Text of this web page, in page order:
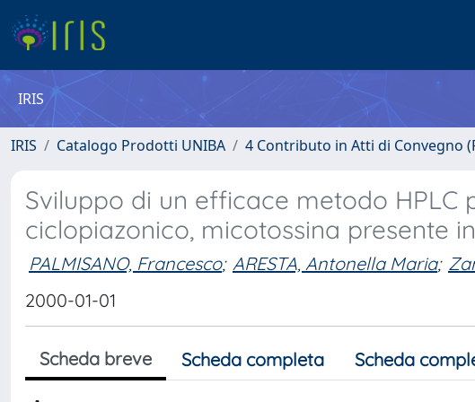
IRIS
IRIS Catalogo Prodotti UNIBA 4 Contributo in Atti di Convegno
Sviluppo di un efficace metodo
ciclopiazonico, micotossina presente
PALMISANO, Francesco; ARESTA, Antonella Maria;
2000-01-01
Scheda breve Scheda completa Scheda